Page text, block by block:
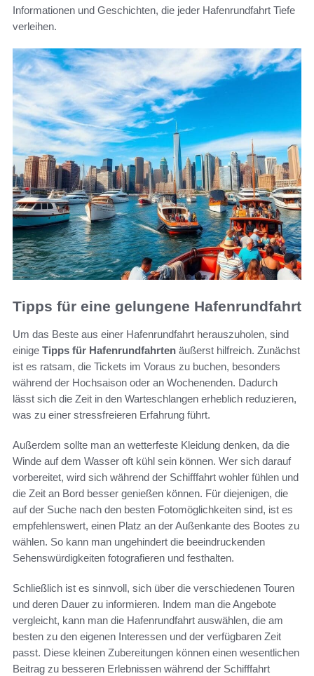
Informationen und Geschichten, die jeder Hafenrundfahrt Tiefe
verleihen.
Tipps für eine gelungene Hafenrundfahrt
Um das Beste aus einer Hafenrundfahrt herauszuholen, sind
einige Tipps für Hafenrundfahrten äußerst hilfreich. Zunächst
ist es ratsam, die Tickets im Voraus zu buchen, besonders
während der Hochsaison oder an Wochenenden. Dadurch
lässt sich die Zeit in den Warteschlangen erheblich reduzieren,
was zu einer stressfreieren Erfahrung führt.
Außerdem sollte man an wetterfeste Kleidung denken, da die
Winde auf dem Wasser oft kühl sein können. Wer sich darauf
vorbereitet, wird sich während der Schifffahrt wohler fühlen und
die Zeit an Bord besser genießen können. Für diejenigen, die
auf der Suche nach den besten Fotomöglichkeiten sind, ist es
empfehlenswert, einen Platz an der Außenkante des Bootes zu
wählen. So kann man ungehindert die beeindruckenden
Sehenswürdigkeiten fotografieren und festhalten.
Schließlich ist es sinnvoll, sich über die verschiedenen Touren
und deren Dauer zu informieren. Indem man die Angebote
vergleicht, kann man die Hafenrundfahrt auswählen, die am
besten zu den eigenen Interessen und der verfügbaren Zeit
passt. Diese kleinen Zubereitungen können einen wesentlichen
Beitrag zu besseren Erlebnissen während der Schifffahrt